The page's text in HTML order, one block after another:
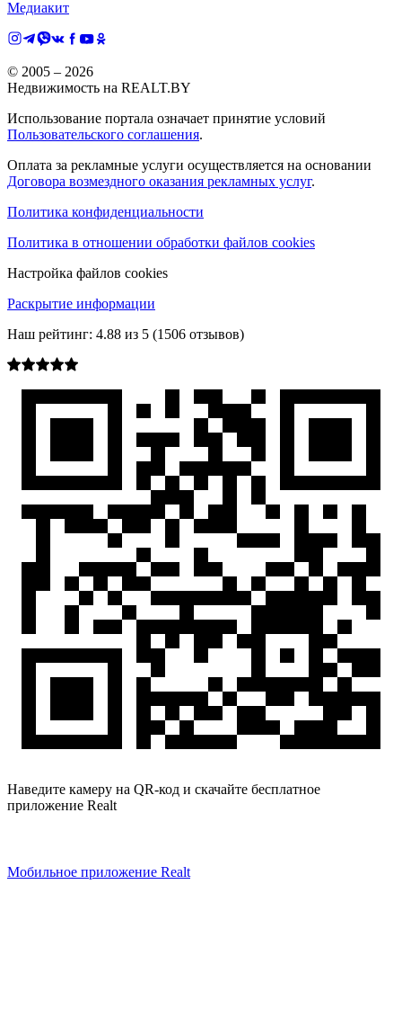
Медиакит
© 2005 – 2026
Недвижимость на REALT.BY
Использование портала означает принятие условий
Пользовательского соглашения.
Оплата за рекламные услуги осуществляется на основании
Договора возмездного оказания рекламных услуг.
Политика конфиденциальности
Политика в отношении обработки файлов cookies
Настройка файлов cookies
Раскрытие информации
Наш рейтинг: 4.88 из 5 (1506 отзывов)
Наведите камеру на QR-код и скачайте бесплатное
приложение Realt
Мобильное приложение Realt